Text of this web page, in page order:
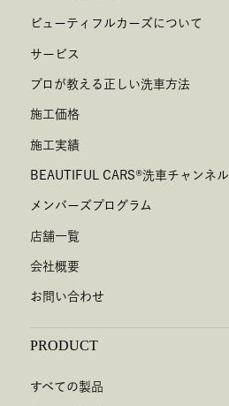
ビューティフルカーズについて
サービス
プロが教える正しい洗車方法
施工価格
施工実績
BEAUTIFUL CARS®洗車チャンネル
メンバーズプログラム
店舗一覧
会社概要
お問い合わせ
PRODUCT
すべての製品